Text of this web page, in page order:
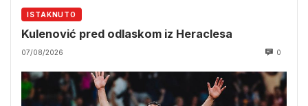
ISTAKNUTO
Kulenović pred odlaskom iz Heraclesa
07/08/2026 0